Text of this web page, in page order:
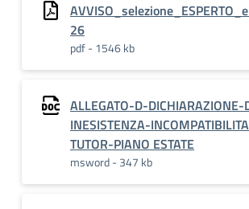
26
pdf - 1546 kb
ALLEGATO-D-DICHIARAZIONE-
INESISTENZA-
TUTOR-PIANO ESTATE
msword - 347 kb